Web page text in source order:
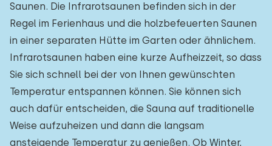
Saunen. Die Infrarotsaunen befinden sich in der
Regel im Ferienhaus und die holzbefeuerten Saunen
in einer separaten Hütte im Garten oder ähnlichem.
Infrarotsaunen haben eine kurze Aufheizzeit, so dass
Sie sich schnell bei der von Ihnen gewünschten
Temperatur entspannen können. Sie können sich
auch dafür entscheiden, die Sauna auf traditionelle
Weise aufzuheizen und dann die langsam
ansteigende Temperatur zu genießen. Ob Winter,